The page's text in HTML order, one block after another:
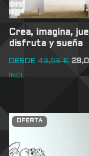
Crea, imagina,
disfruta y sueña
DESDE 43,56€
INCL
OFERTA